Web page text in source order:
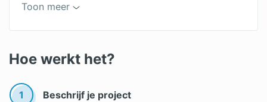
Vouwgordijnen op maat
Lamellen op maat
Zonwering kopen
Toon meer
Hoe werkt het?
1
Beschrijf je project